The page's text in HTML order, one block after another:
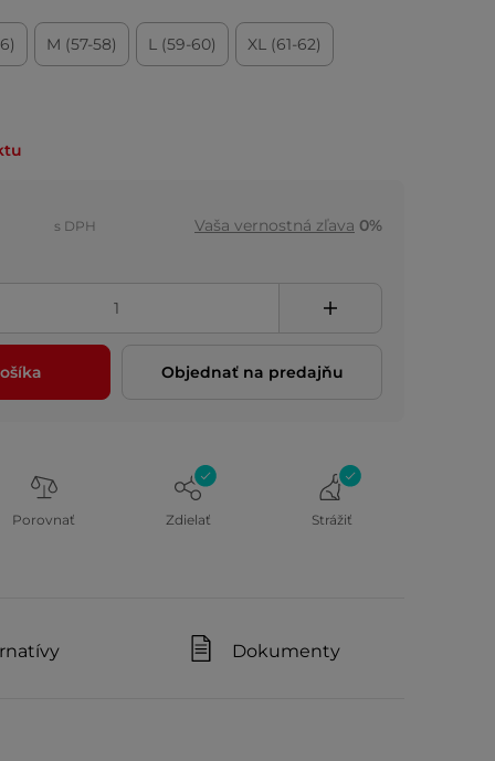
M (57-58) L (59-60) XL (61-62)
s DPH Vaša vernostná zľava 0%
Objednať na predajňu
Porovnať Zdielať Strážiť
Dokumenty